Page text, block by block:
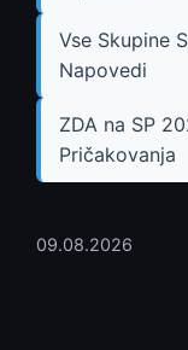
Vse Skupine
Napovedi
ZDA na SP
Pričakovanja
09.08.2026